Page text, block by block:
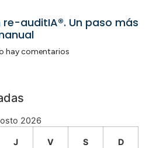
auditIA®. Un paso más
hay comentarios
2026
J V S D